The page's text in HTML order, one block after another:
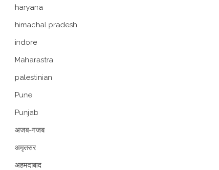
haryana
himachal pradesh
indore
Maharastra
palestinian
Pune
Punjab
अजब-गजब
अमृतसर
अहमदाबाद